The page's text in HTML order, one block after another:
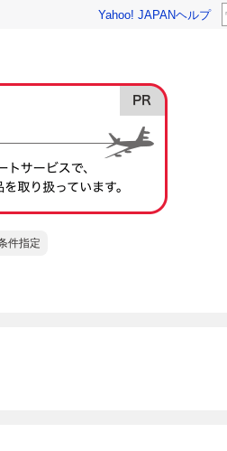
Yahoo! JAPANヘルプ
件指定